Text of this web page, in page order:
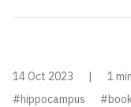
14 Oct 2023 |
1
#hippocampus